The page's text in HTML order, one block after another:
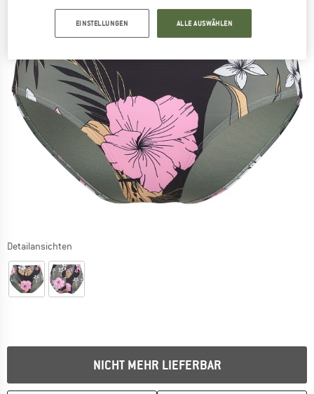
Detailansichten
NICHT MEHR LIEFERBAR
EINSTELLUNGEN ALLE AUSWÄHLEN